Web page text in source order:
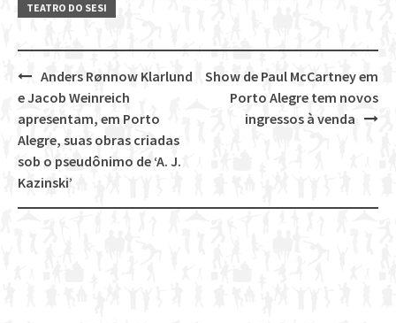
TEATRO DO SESI
Post
navigation
Show de Paul McCartney em
Porto Alegre tem novos
ingressos à venda
Anders Rønnow Klarlund
e Jacob Weinreich
apresentam, em Porto
Alegre, suas obras criadas
sob o pseudônimo de ‘A. J.
Kazinski’